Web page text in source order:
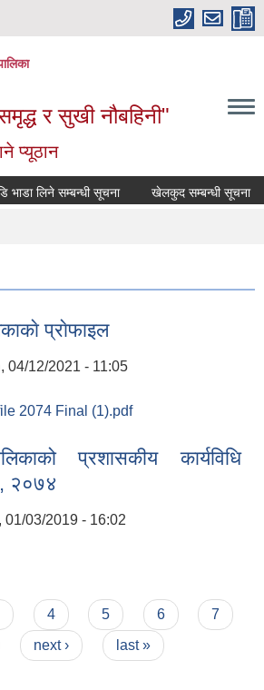
र सुखी नौबहिनी"
प्यूठान
लिने सम्बन्धी सूचना खेलकुद सम्बन्धी सूचना
प्राेफाइल
04/12/2021 - 11:05
2074 Final (1).pdf
प्रशासकीय कार्यविधि
२०७४
01/03/2019 - 16:02
गर्ने) ऐन, २०७४
4 5 6
7
next › last »